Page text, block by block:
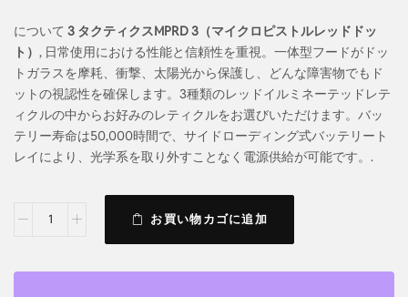
について 3 タクティクスMPRD 3（マイクロピストルレッドドッ
ト） , 日常使用における性能と信頼性を重視。一体型フードがドッ
トガラスを摩耗、衝撃、太陽光から保護し、どんな障害物でもド
ットの視認性を確保します。3種類のレッドイルミネーテッドレテ
ィクルの中からお好みのレティクルをお選びいただけます。バッ
テリー寿命は50,000時間で、サイドローディング式バッテリート
レイにより、光学系を取り外すことなく電源供給が可能です。.
お買い物カゴに追加